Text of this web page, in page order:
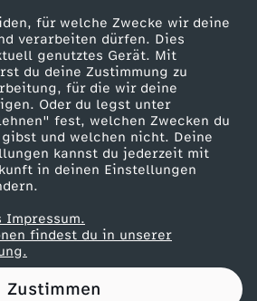
für welche Zwecke wir deine
verarbeiten dürfen. Dies
genutztes Gerät. Mit
du deine Zustimmung zu
für die wir deine
Oder du legst unter
fest, welchen Zwecken du
und welchen nicht. Deine
kannst du jederzeit mit
in deinen Einstellungen
Impressum.
findest du in unserer
Zustimmen